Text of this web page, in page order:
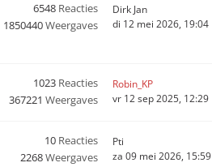
6548 Reacties
1850440Weergaves
Dirk Jan
di 12 mei 2026, 19:04
1023 Reacties
367221 Weergaves
Robin_KP
vr 12 sep 2025, 12:29
10 Reacties
2268Weergaves
Pti
za 09 mei 2026, 15:59